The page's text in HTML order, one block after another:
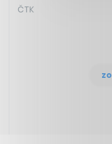
ČTK